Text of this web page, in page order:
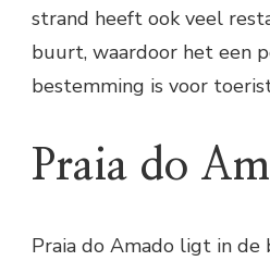
strand heeft ook veel
buurt, waardoor het een
bestemming is voor
Praia do
Praia do Amado ligt in